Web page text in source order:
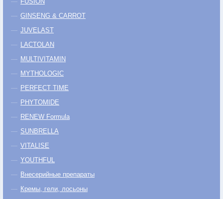
GINSENG & CARROT
JUVELAST
LACTOLAN
MULTIVITAMIN
MYTHOLOGIC
PERFECT TIME
PHYTOMIDE
RENEW Formula
SUNBRELLA
VITALISE
YOUTHFUL
Внесерийные препараты
Кремы, гели, лосьоны